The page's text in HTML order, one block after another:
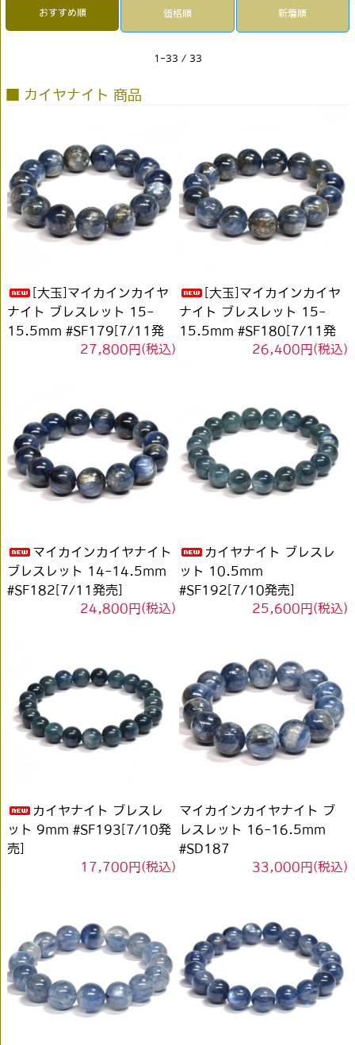
おすすめ順 価格順 新着順
1-33 / 33
■ カイヤナイト 商品
[大玉]マイカインカイヤ
ナイト ブレスレット 15-
15.5mm #SF179[7/11発
27,800円(税込)
[大玉]マイカインカイヤ
ナイト ブレスレット 15-
15.5mm #SF180[7/11発
26,400円(税込)
マイカインカイヤナイト
ブレスレット 14-14.5mm
#SF182[7/11発売]
24,800円(税込)
カイヤナイト ブレスレ
ット 10.5mm
#SF192[7/10発売]
25,600円(税込)
カイヤナイト ブレスレ
ット 9mm #SF193[7/10発
売]
17,700円(税込)
マイカインカイヤナイト ブ
レスレット 16-16.5mm
#SD187
33,000円(税込)